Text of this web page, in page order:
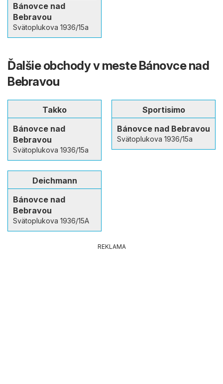
Bánovce nad
Bebravou
Svätoplukova 1936/15a
Ďalšie obchody v meste Bánovce nad
Bebravou
Takko
Bánovce nad
Bebravou
Svätoplukova 1936/15a
Sportisimo
Bánovce nad Bebravou
Svätoplukova 1936/15a
Deichmann
Bánovce nad
Bebravou
Svätoplukova 1936/15A
REKLAMA